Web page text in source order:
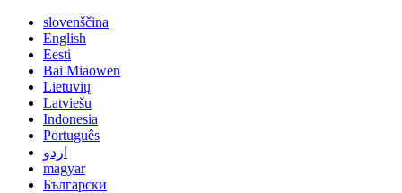
slovenščina
English
Eesti
Bai Miaowen
Lietuvių
Latviešu
Indonesia
Português
اردو
magyar
Български